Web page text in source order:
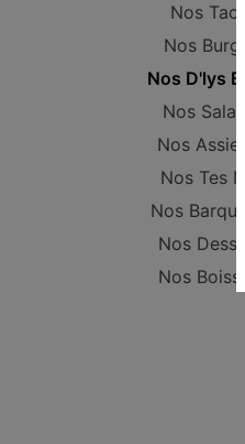
Nos
Nos
Nos D'lys
Nos
Nos
Nos Tes
Nos
Nos
Nos